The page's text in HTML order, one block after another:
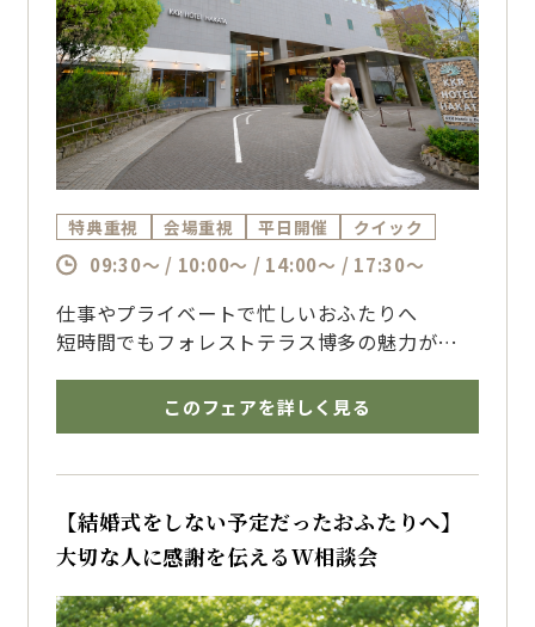
特典重視 会場重視 平日開催 クイック
09:30～ / 10:00～ / 14:00～ / 17:30～
仕事やプライベートで忙しいおふたりへ
短時間でもフォレストテラス博多の魅力がしっ
気になるポイントを中心にご案内いたします
博多で結婚式を挙げるならザ・フォレストテラ
このフェアを詳しく見る
【結婚式をしない予定だったおふたりへ】
大切な人に感謝を伝えるW相談会